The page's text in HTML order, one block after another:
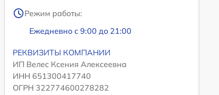
Режим работы:
Ежедневно с 9:00 до 21:00
РЕКВИЗИТЫ КОМПАНИИ
ИП Велес Ксения Алексеевна
ИНН 651300417740
ОГРН 322774600278282